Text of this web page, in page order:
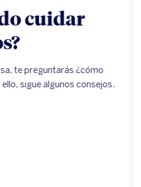
cuidar
te preguntarás ¿cómo
sigue algunos consejos.